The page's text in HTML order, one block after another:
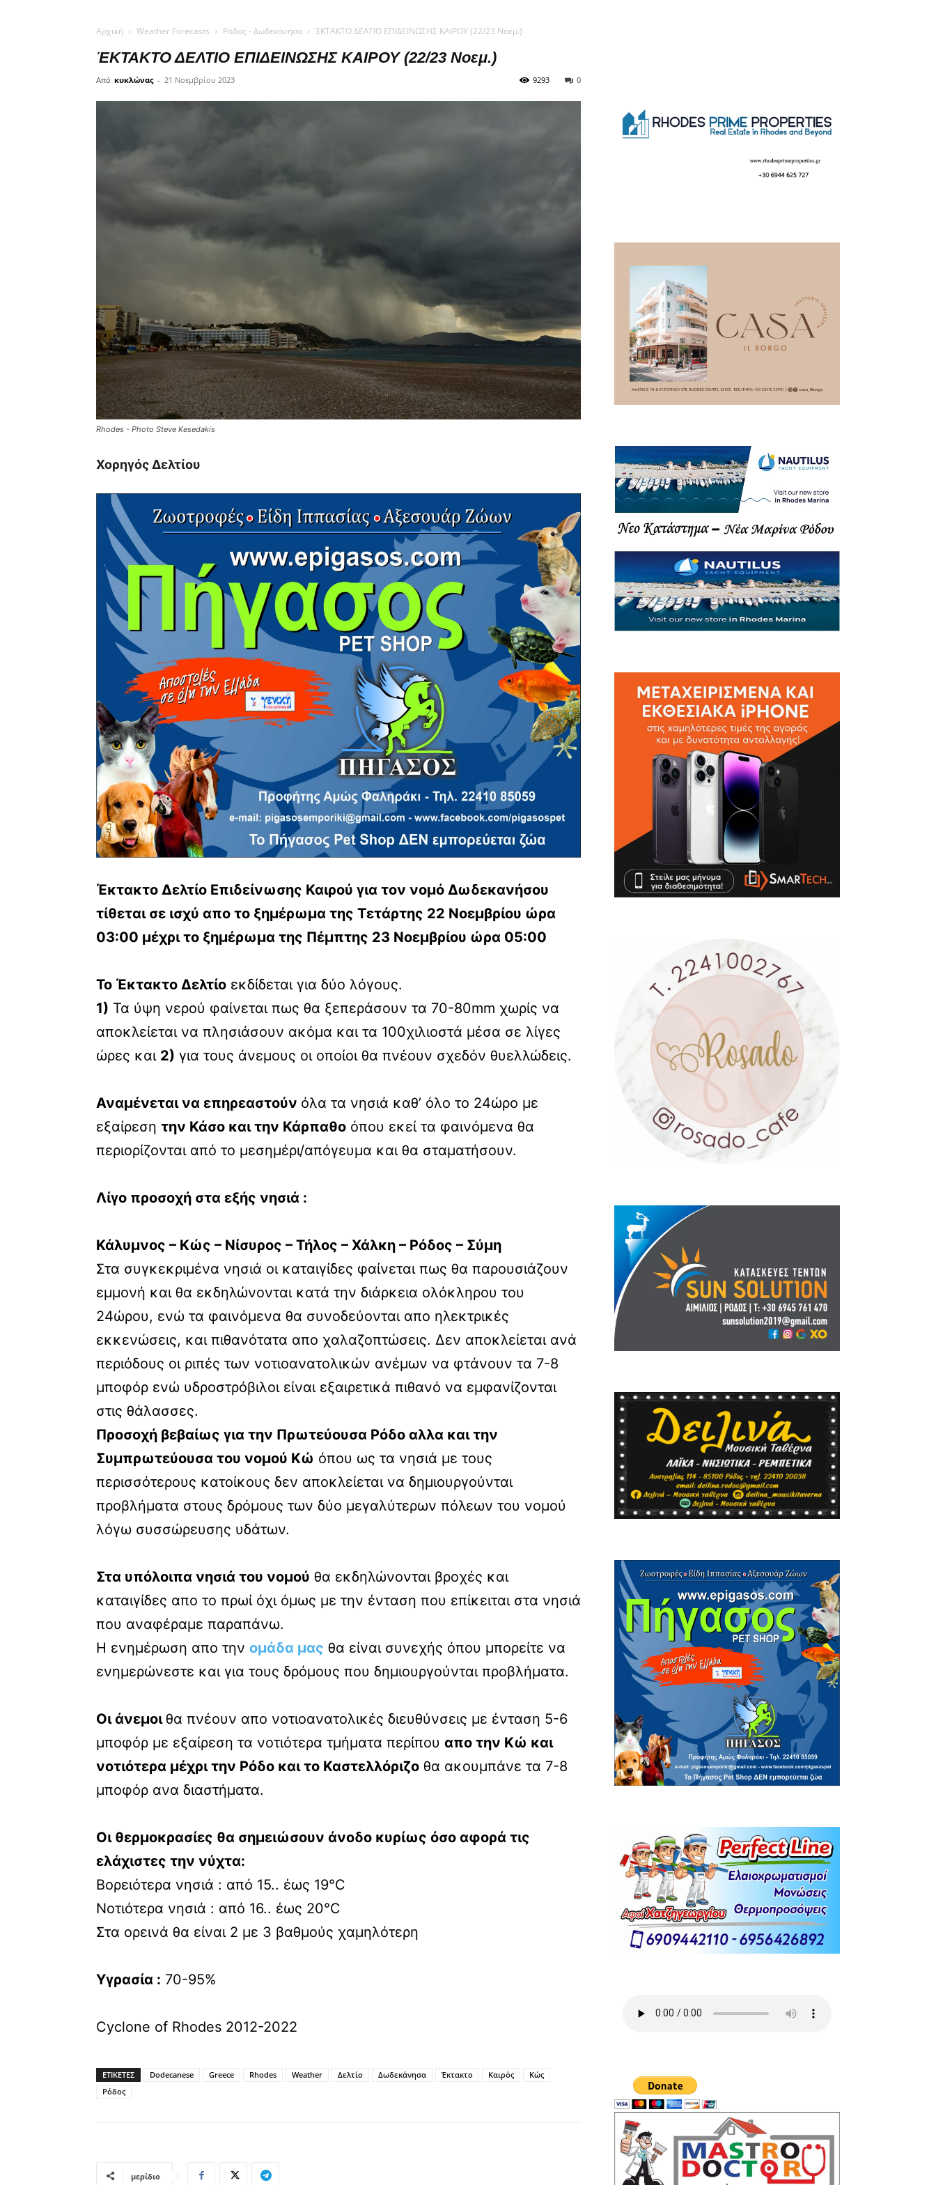
Αρχική Weather Forecasts Ρόδος - Δωδεκάνησα ΈΚΤΑΚΤΟ ΔΕΛΤΙΟ ΕΠΙΔΕΙΝΩΣΗΣ ΚΑΙΡΟΥ (22/23 Νοεμ.)
ΈΚΤΑΚΤΟ ΔΕΛΤΙΟ ΕΠΙΔΕΙΝΩΣΗΣ ΚΑΙΡΟΥ (22/23 Νοεμ.)
Από κυκλώνας - 21 Νοεμβρίου 2023 0
9293
Rhodes - Photo Steve Kesedakis
Χορηγός Δελτίου
Έκτακτο Δελτίο Επιδείνωσης Καιρού για τον νομό Δωδεκανήσου
τίθεται σε ισχύ απο το ξημέρωμα της Τετάρτης 22 Νοεμβρίου ώρα
03:00 μέχρι το ξημέρωμα της Πέμπτης 23 Νοεμβρίου ώρα 05:00
Το Έκτακτο Δελτίο εκδίδεται για δύο λόγους.
1) Τα ύψη νερού φαίνεται πως θα ξεπεράσουν τα 70-80mm χωρίς να
αποκλείεται να πλησιάσουν ακόμα και τα 100χιλιοστά μέσα σε λίγες
ώρες και 2) για τους άνεμους οι οποίοι θα πνέουν σχεδόν θυελλώδεις.
Αναμένεται να επηρεαστούν όλα τα νησιά καθ’ όλο το 24ώρο με
εξαίρεση την Κάσο και την Κάρπαθο όπου εκεί τα φαινόμενα θα
περιορίζονται από το μεσημέρι/απόγευμα και θα σταματήσουν.
Λίγο προσοχή στα εξής νησιά :
Κάλυμνος – Κώς – Νίσυρος – Τήλος – Χάλκη – Ρόδος – Σύμη
Στα συγκεκριμένα νησιά οι καταιγίδες φαίνεται πως θα παρουσιάζουν
εμμονή και θα εκδηλώνονται κατά την διάρκεια ολόκληρου του
24ώρου, ενώ τα φαινόμενα θα συνοδεύονται απο ηλεκτρικές
εκκενώσεις, και πιθανότατα απο χαλαζοπτώσεις. Δεν αποκλείεται ανά
περιόδους οι ριπές των νοτιοανατολικών ανέμων να φτάνουν τα 7-8
μποφόρ ενώ υδροστρόβιλοι είναι εξαιρετικά πιθανό να εμφανίζονται
στις θάλασσες.
Προσοχή βεβαίως για την Πρωτεύουσα Ρόδο αλλα και την
Συμπρωτεύουσα του νομού Κώ όπου ως τα νησιά με τους
περισσότερους κατοίκους δεν αποκλείεται να δημιουργούνται
προβλήματα στους δρόμους των δύο μεγαλύτερων πόλεων του νομού
λόγω συσσώρευσης υδάτων.
Στα υπόλοιπα νησιά του νομού θα εκδηλώνονται βροχές και
καταιγίδες απο το πρωί όχι όμως με την ένταση που επίκειται στα νησιά
που αναφέραμε παραπάνω.
Η ενημέρωση απο την ομάδα μας θα είναι συνεχής όπου μπορείτε να
ενημερώνεστε και για τους δρόμους που δημιουργούνται προβλήματα.
Οι άνεμοιθα πνέουν απο νοτιοανατολικές διευθύνσεις με ένταση 5-6
μποφόρ με εξαίρεση τα νοτιότερα τμήματα περίπου απο την Κώ και
νοτιότερα μέχρι την Ρόδο και το Καστελλόριζο θα ακουμπάνε τα 7-8
μποφόρ ανα διαστήματα.
Οι θερμοκρασίες θα σημειώσουν άνοδο κυρίως όσο αφορά τις
ελάχιστες την νύχτα:
Βορειότερα νησιά : από 15.. έως 19°C
Νοτιότερα νησιά : από 16.. έως 20°C
Στα ορεινά θα είναι 2 με 3 βαθμούς χαμηλότερη
Υγρασία : 70-95%
Cyclone of Rhodes 2012-2022
ΕΤΙΚΕΤΕΣ Dodecanese Greece Rhodes Weather Δελτίο Δωδεκάνησα Έκτακτο Καιρός
Κώς
Ρόδος
μερίδιο